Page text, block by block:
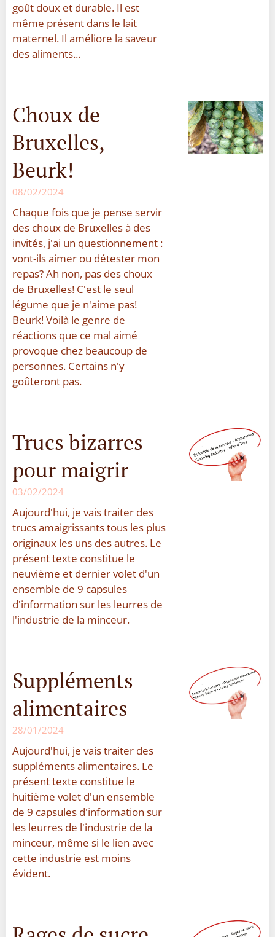
goût doux et durable. Il est
même présent dans le lait
maternel. Il améliore la saveur
des aliments...
Choux de
Bruxelles,
Beurk!
08/02/2024
Chaque fois que je pense servir
des choux de Bruxelles à des
invités, j'ai un questionnement :
vont-ils aimer ou détester mon
repas? Ah non, pas des choux
de Bruxelles! C'est le seul
légume que je n'aime pas!
Beurk! Voilà le genre de
réactions que ce mal aimé
provoque chez beaucoup de
personnes. Certains n'y
goûteront pas.
Trucs bizarres
pour maigrir
03/02/2024
Aujourd'hui, je vais traiter des
trucs amaigrissants tous les plus
originaux les uns des autres. Le
présent texte constitue le
neuvième et dernier volet d'un
ensemble de 9 capsules
d'information sur les leurres de
l'industrie de la minceur.
Suppléments
alimentaires
28/01/2024
Aujourd'hui, je vais traiter des
suppléments alimentaires. Le
présent texte constitue le
huitième volet d'un ensemble
de 9 capsules d'information sur
les leurres de l'industrie de la
minceur, même si le lien avec
cette industrie est moins
évident.